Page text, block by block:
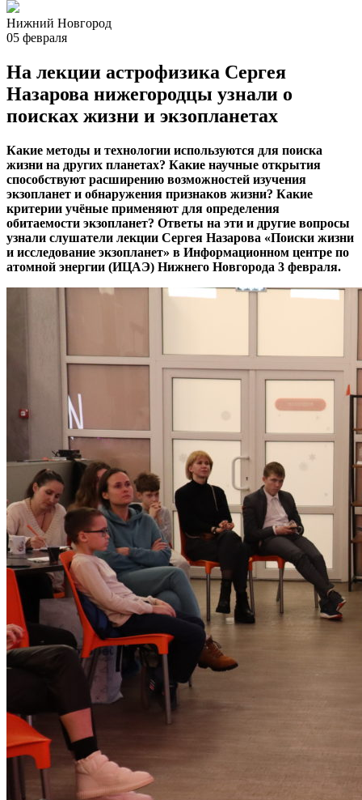
Нижний Новгород
05 февраля
На лекции астрофизика Сергея
Назарова нижегородцы узнали о
поисках жизни и экзопланетах
Какие методы и технологии используются для поиска
жизни на других планетах? Какие научные открытия
способствуют расширению возможностей изучения
экзопланет и обнаружения признаков жизни? Какие
критерии учёные применяют для определения
обитаемости экзопланет? Ответы на эти и другие вопросы
узнали слушатели лекции Сергея Назарова «Поиски жизни
и исследование экзопланет» в Информационном центре по
атомной энергии (ИЦАЭ) Нижнего Новгорода 3 февраля.